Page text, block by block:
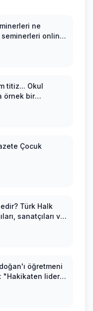
ne
online
titiz... Okul
örnek bir
Çocuk
Türk Halk
sanatçıları ve
öğretmeni
"Hakikaten lider